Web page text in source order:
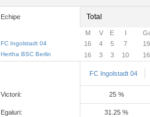
Echipe Total
M V E I
FC Ingolstadt 04 16 4 5 7
Hertha BSC Berlin 16 3 3 10
FC Ingolstadt 04
Victorii: 25 %
Egaluri: 31.25 %